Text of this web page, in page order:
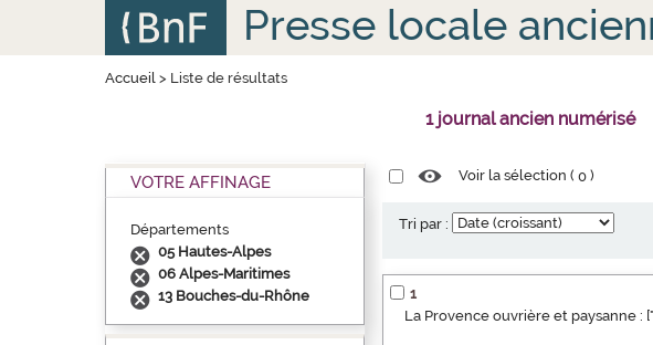
Presse locale
Accueil> Liste de résultats
1 journal ancien numérisé
VOTRE AFFINAGE
Départements
05 Hautes-Alpes
06 Alpes-Maritimes
13 Bouches-du-Rhône
Voir la sélection (0 )
Tri par :
1
La Provence ouvrière et paysanne :
Panneau de gestion des cookies